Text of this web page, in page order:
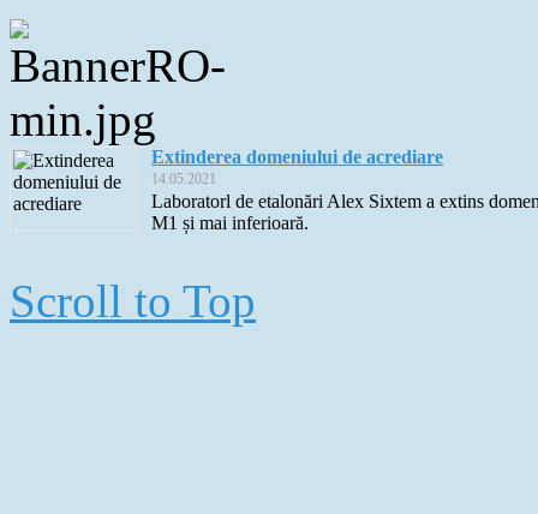
Extinderea domeniului de acrediare
14.05.2021
Laboratorl de etalonări Alex Sixtem a extins
M1 și mai inferioară.
Scroll to Top